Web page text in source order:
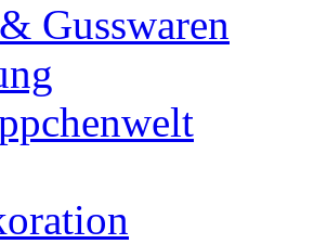
Gusswaren